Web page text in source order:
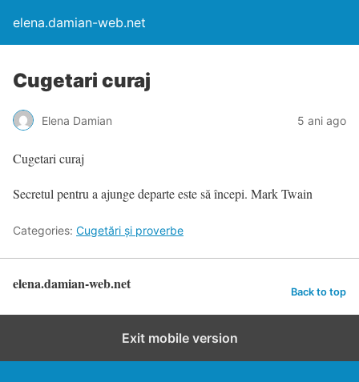
elena.damian-web.net
Cugetari curaj
Elena Damian 5 ani ago
Cugetari curaj
Secretul pentru a ajunge departe este să începi. Mark Twain
Categories: Cugetări şi proverbe
elena.damian-web.net Back to top
Exit mobile version